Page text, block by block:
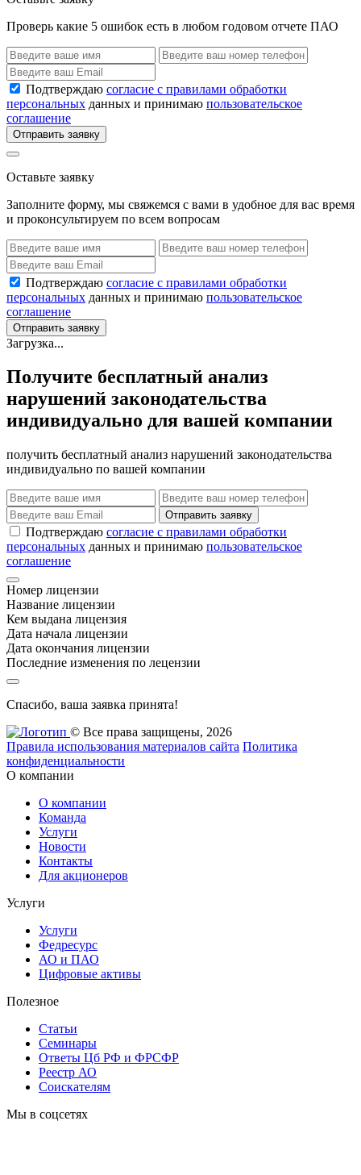
Проверь какие 5 ошибок есть в любом годовом отчете ПАО
Подтверждаю согласие с правилами обработки
персональных данных и принимаю пользовательское
соглашение
Отправить заявку
Оставьте заявку
Заполните форму, мы свяжемся с вами в удобное для вас время
и проконсультируем по всем вопросам
Подтверждаю согласие с правилами обработки
персональных данных и принимаю пользовательское
соглашение
Отправить заявку
Загрузка...
Получите бесплатный анализ
нарушений законодательства
индивидуально для вашей компании
получить бесплатный анализ нарушений законодательства
индивидуально по вашей компании
Отправить заявку
Подтверждаю согласие с правилами обработки
персональных данных и принимаю пользовательское
соглашение
Номер лицензии
Название лицензии
Кем выдана лицензия
Дата начала лицензии
Дата окончания лицензии
Последние изменения по лецензии
Спасибо, ваша заявка принята!
© Все права защищены, 2026
Правила использования материалов сайта Политика
конфиденциальности
О компании
О компании
Команда
Услуги
Новости
Контакты
Для акционеров
Услуги
Услуги
Федресурс
АО и ПАО
Цифровые активы
Полезное
Статьи
Cеминары
Ответы Цб РФ и ФРСФР
Реестр АО
Соискателям
Мы в соцсетях